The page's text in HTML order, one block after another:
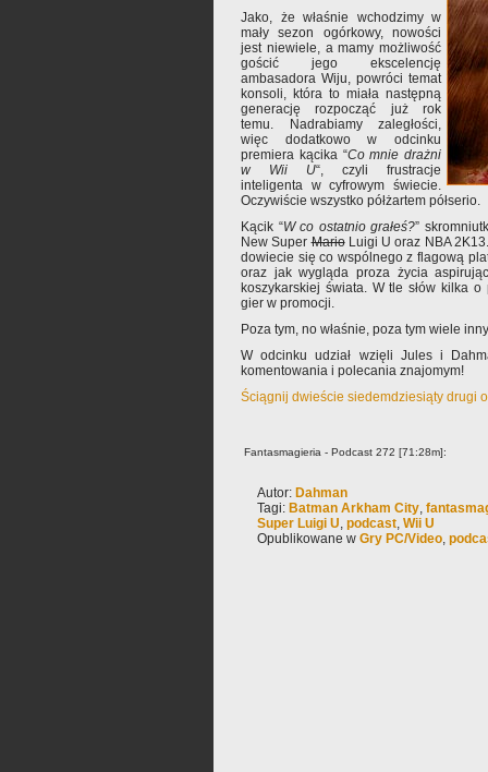
Jako, że właśnie wchodzimy w
mały sezon ogórkowy, nowości
jest niewiele, a mamy możliwość
gościć jego ekscelencję
ambasadora Wiju, powróci temat
konsoli, która to miała następną
generację rozpocząć już rok
temu. Nadrabiamy zaległości,
więc dodatkowo w odcinku
premiera kącika “Co mnie drażni
w Wii U“, czyli frustracje
inteligenta w cyfrowym świecie.
Oczywiście wszystko półżartem półserio.
Kącik “W co ostatnio grałeś?”
New SuperMarioLuigi U oraz NBA
dowiecie się co wspólnego z flagową
oraz jak wygląda proza życia
koszykarskiej świata. W tle słów kilka
gier w promocji.
Poza tym, no właśnie, poza tym wiele
W odcinku udział wzięli Jules i
komentowania i polecania znajomym!
Ściągnij dwieście siedemdziesiąty drugi
Fantasmagieria - Podcast 272 [71:28m]:
Autor: Dahman
Tagi: Batman Arkham City,
Super Luigi U, podcast, Wii U
Opublikowane w Gry PC/Video,